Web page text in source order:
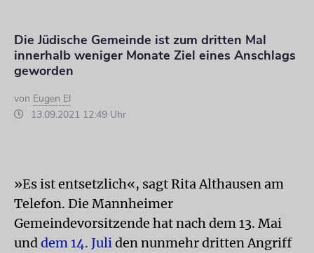
Die Jüdische Gemeinde ist zum dritten Mal
innerhalb weniger Monate Ziel eines Anschlags
geworden
von Eugen El
13.09.2021 12:49 Uhr
»Es ist entsetzlich«, sagt Rita Althausen am
Telefon. Die Mannheimer
Gemeindevorsitzende hat nach dem 13. Mai
unddem 14. Juliden nunmehr dritten Angriff